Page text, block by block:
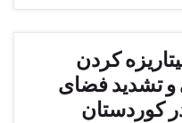
کردن
و تشدید فضای
کوردستان